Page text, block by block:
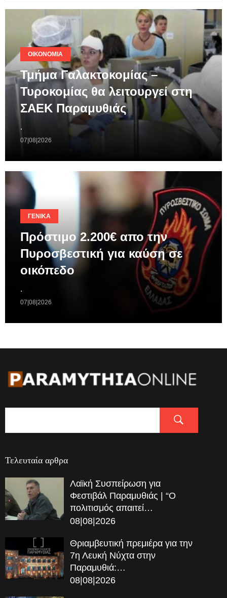
ΟΙΚΟΝΟΜΊΑ
Τμήμα Γαλακτοκομίας –
Τυροκομίας θα λειτουργεί στη
ΣΑΕΚ Παραμυθιάς
.
07|08|2026
ΓΕΝΙΚΆ
Πρόστιμο 2.200€ απο την
Πυροσβεστική για καύση σε
οικόπεδο
.
07|08|2026
Τελευταία αρθρα
Λαϊκή Συσπείρωση για
Φεστιβάλ Παραμυθιάς | “Ο
πολιτισμός απαιτεί…
08|08|2026
Θριαμβευτική πρεμιέρα για την
7η Λευκή Νύχτα στην
Παραμυθιά:…
08|08|2026